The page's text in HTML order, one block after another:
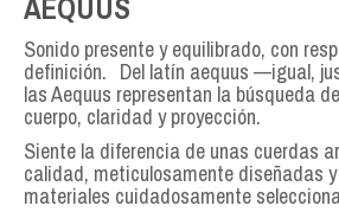
AEQUUS
Sonido presente y equilibrado, con
definición. Del latín aequus —igual,
las Aequus representan la búsqueda
cuerpo, claridad y proyección.
Siente la diferencia de unas cuerdas
calidad, meticulosamente diseñadas
materiales cuidadosamente